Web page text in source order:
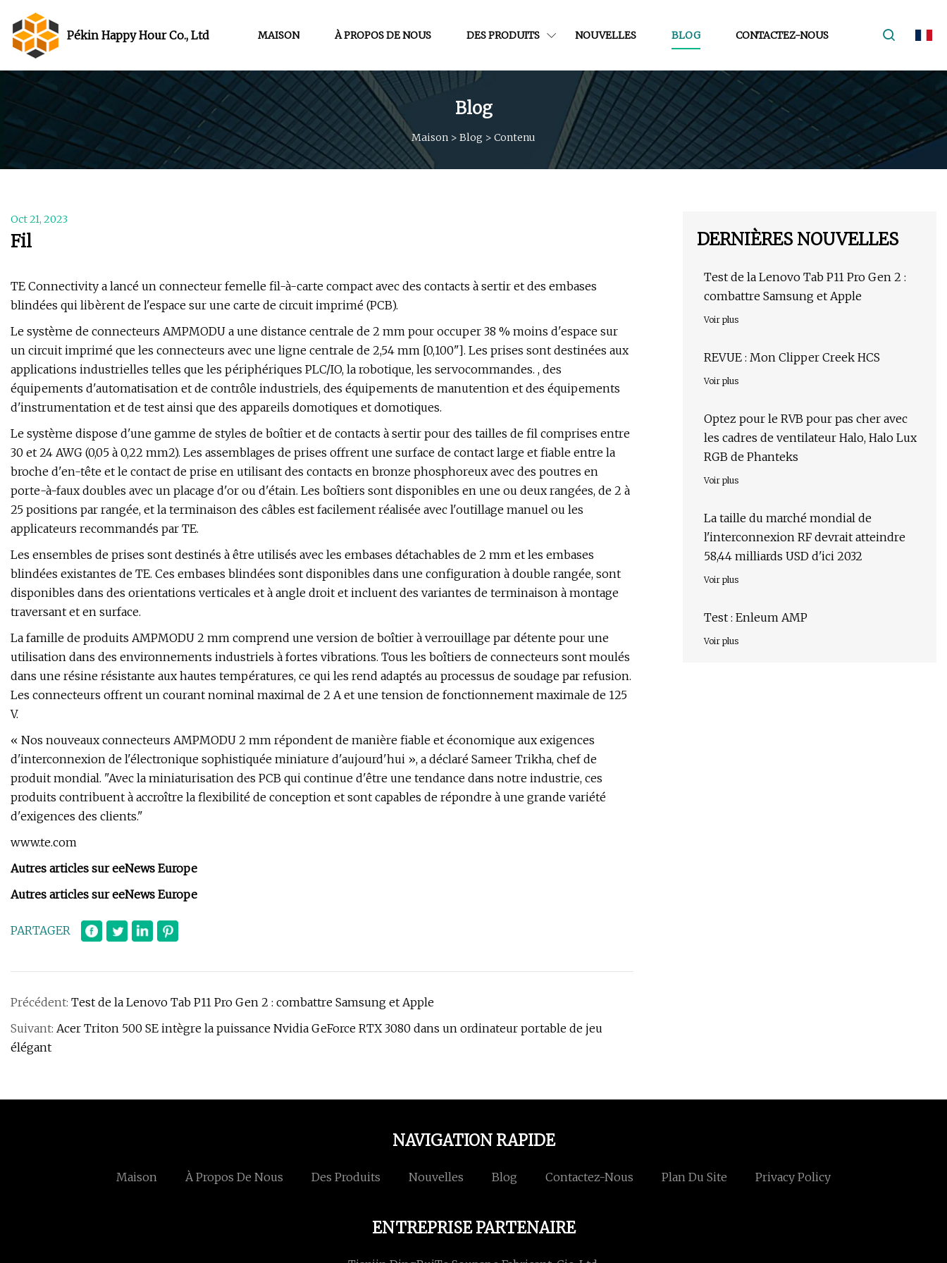
Pékin Happy Hour Co., Ltd MAISON À PROPOS DE NOUS DES PRODUITS NOUVELLES BLOG CONTACTEZ-NOUS
Blog
Maison > Blog > Contenu
Oct 21, 2023
Fil
TE Connectivity a lancé un connecteur femelle fil-à-carte compact avec des contacts à sertir et des embases
blindées qui libèrent de l'espace sur une carte de circuit imprimé (PCB).
Le système de connecteurs AMPMODU a une distance centrale de 2 mm pour occuper 38 % moins d'espace sur
un circuit imprimé que les connecteurs avec une ligne centrale de 2,54 mm [0,100"]. Les prises sont destinées aux
applications industrielles telles que les périphériques PLC/IO, la robotique, les servocommandes. , des
équipements d'automatisation et de contrôle industriels, des équipements de manutention et des équipements
d'instrumentation et de test ainsi que des appareils domotiques et domotiques.
Le système dispose d'une gamme de styles de boîtier et de contacts à sertir pour des tailles de fil comprises entre
30 et 24 AWG (0,05 à 0,22 mm2). Les assemblages de prises offrent une surface de contact large et fiable entre la
broche d'en-tête et le contact de prise en utilisant des contacts en bronze phosphoreux avec des poutres en
porte-à-faux doubles avec un placage d'or ou d'étain. Les boîtiers sont disponibles en une ou deux rangées, de 2 à
25 positions par rangée, et la terminaison des câbles est facilement réalisée avec l'outillage manuel ou les
applicateurs recommandés par TE.
Les ensembles de prises sont destinés à être utilisés avec les embases détachables de 2 mm et les embases
blindées existantes de TE. Ces embases blindées sont disponibles dans une configuration à double rangée, sont
disponibles dans des orientations verticales et à angle droit et incluent des variantes de terminaison à montage
traversant et en surface.
La famille de produits AMPMODU 2 mm comprend une version de boîtier à verrouillage par détente pour une
utilisation dans des environnements industriels à fortes vibrations. Tous les boîtiers de connecteurs sont moulés
dans une résine résistante aux hautes températures, ce qui les rend adaptés au processus de soudage par refusion.
Les connecteurs offrent un courant nominal maximal de 2 A et une tension de fonctionnement maximale de 125
V.
« Nos nouveaux connecteurs AMPMODU 2 mm répondent de manière fiable et économique aux exigences
d'interconnexion de l'électronique sophistiquée miniature d'aujourd'hui », a déclaré Sameer Trikha, chef de
produit mondial. "Avec la miniaturisation des PCB qui continue d'être une tendance dans notre industrie, ces
produits contribuent à accroître la flexibilité de conception et sont capables de répondre à une grande variété
d'exigences des clients."
www.te.com
Autres articles sur eeNews Europe
Autres articles sur eeNews Europe
PARTAGER
Précédent: Test de la Lenovo Tab P11 Pro Gen 2 : combattre Samsung et Apple
Suivant: Acer Triton 500 SE intègre la puissance Nvidia GeForce RTX 3080 dans un ordinateur portable de jeu
élégant
DERNIÈRES NOUVELLES
Test de la Lenovo Tab P11 Pro Gen 2 :
combattre Samsung et Apple
Voir plus
REVUE : Mon Clipper Creek HCS
Voir plus
Optez pour le RVB pour pas cher avec
les cadres de ventilateur Halo, Halo Lux
RGB de Phanteks
Voir plus
La taille du marché mondial de
l'interconnexion RF devrait atteindre
58,44 milliards USD d'ici 2032
Voir plus
Test : Enleum AMP
Voir plus
NAVIGATION RAPIDE
Maison À Propos De Nous Des Produits Nouvelles Blog Contactez-Nous Plan Du Site Privacy Policy
ENTREPRISE PARTENAIRE